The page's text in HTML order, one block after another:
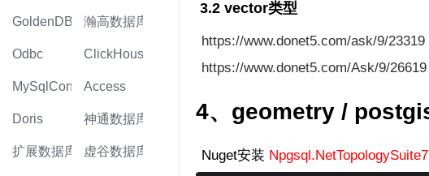
GoldenDB 瀚高数据库
Odbc ClickHouse
MySqlConnector
Access
Doris 神通数据库
扩展数据库 虚谷数据库
3.2 vector类型
https://www.donet5.com/ask/9/23319
https://www.donet5.com/Ask/9/26619
4、geometry /
Nuget安装